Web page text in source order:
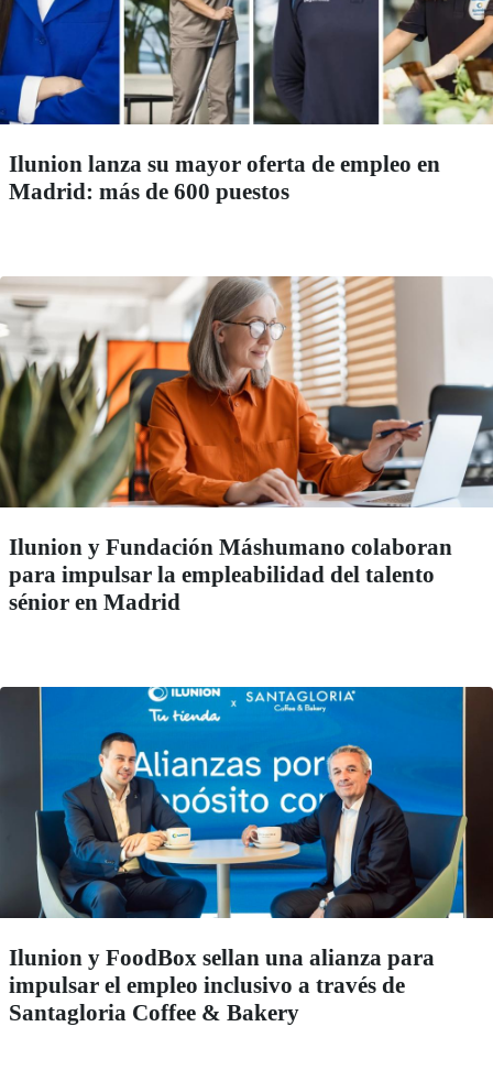
Ilunion lanza su mayor oferta de empleo en
Madrid: más de 600 puestos
Ilunion y Fundación Máshumano colaboran
para impulsar la empleabilidad del talento
sénior en Madrid
Ilunion y FoodBox sellan una alianza para
impulsar el empleo inclusivo a través de
Santagloria Coffee & Bakery